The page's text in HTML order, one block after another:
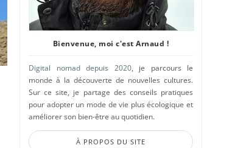
Bienvenue, moi c'est Arnaud !
Digital nomad depuis 2020, je parcours le
monde à la découverte de nouvelles cultures.
Sur ce site, je partage des conseils pratiques
pour adopter un mode de vie plus écologique et
améliorer son bien-être au quotidien.
À PROPOS DU SITE